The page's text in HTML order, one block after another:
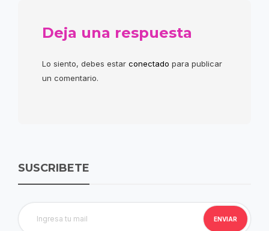
Deja una respuesta
Lo siento, debes estar conectado para publicar
un comentario.
SUSCRIBETE